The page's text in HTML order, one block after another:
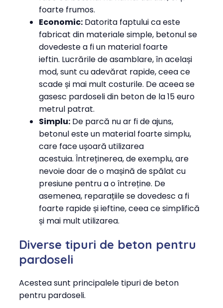
foarte frumos.
Economic: Datorita faptului ca este
fabricat din materiale simple, betonul se
dovedeste a fi un material foarte
ieftin. Lucrările de asamblare, în același
mod, sunt cu adevărat rapide, ceea ce
scade și mai mult costurile. De aceea se
gasesc pardoseli din beton de la 15 euro
metrul patrat.
Simplu: De parcă nu ar fi de ajuns,
betonul este un material foarte simplu,
care face ușoară utilizarea
acestuia. Întreținerea, de exemplu, are
nevoie doar de o mașină de spălat cu
presiune pentru a o întreține. De
asemenea, reparațiile se dovedesc a fi
foarte rapide și ieftine, ceea ce simplifică
și mai mult utilizarea.
Diverse tipuri de beton pentru
pardoseli
Acestea sunt principalele tipuri de beton
pentru pardoseli.